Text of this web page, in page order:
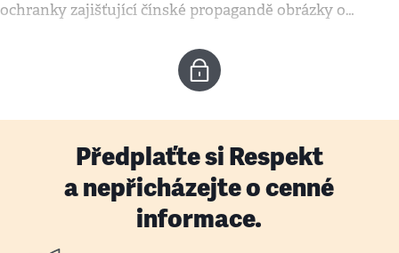
ochranky zajišťující čínské propagandě obrázky o…
Předplaťte si Respekt
a nepřicházejte o cenné
informace.